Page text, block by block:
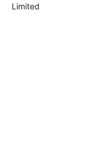
Limited